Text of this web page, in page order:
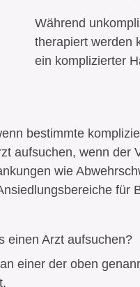
Während
therapiert werden
ein komplizierter
bestimmte
aufsuchen, wenn
wie
einen Arzt aufsuchen?
einer der oben